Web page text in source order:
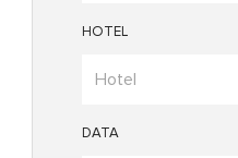
HOTEL
DATA